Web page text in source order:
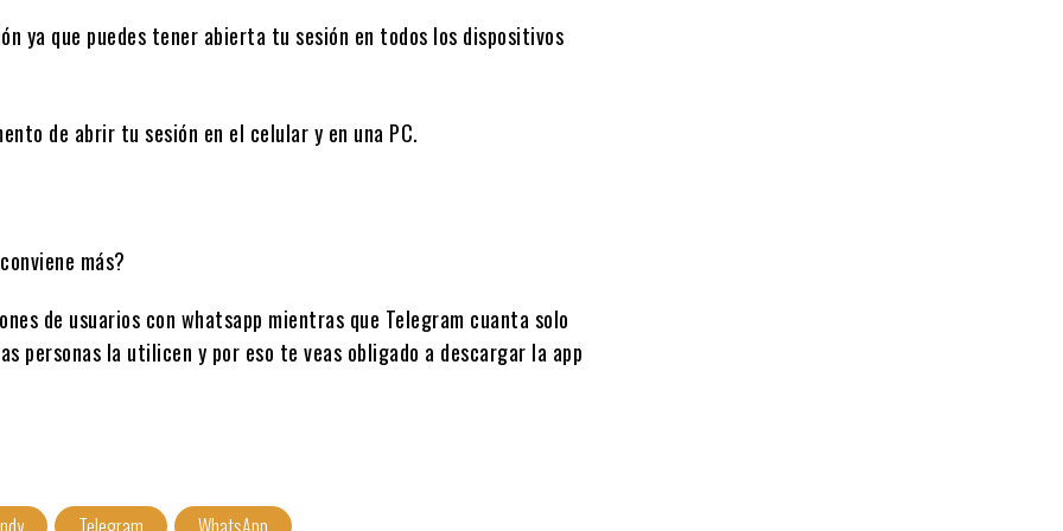
ya que puedes tener abierta tu sesión en todos los dispositivos
de abrir tu sesión en el celular y en una PC.
de usuarios con whatsapp mientras que Telegram cuanta solo
personas la utilicen y por eso te veas obligado a descargar la app